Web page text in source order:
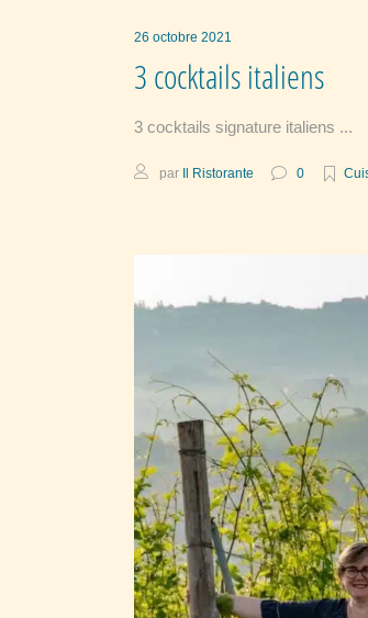
26 octobre 2021
3 cocktails italiens
3 cocktails signature italiens
par Il Ristorante 0